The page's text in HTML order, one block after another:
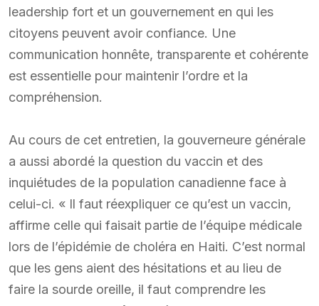
leadership fort et un gouvernement en qui les
citoyens peuvent avoir confiance. Une
communication honnête, transparente et cohérente
est essentielle pour maintenir l’ordre et la
compréhension.
Au cours de cet entretien, la gouverneure générale
a aussi abordé la question du vaccin et des
inquiétudes de la population canadienne face à
celui-ci. « Il faut réexpliquer ce qu’est un vaccin,
affirme celle qui faisait partie de l’équipe médicale
lors de l’épidémie de choléra en Haiti. C’est normal
que les gens aient des hésitations et au lieu de
faire la sourde oreille, il faut comprendre les